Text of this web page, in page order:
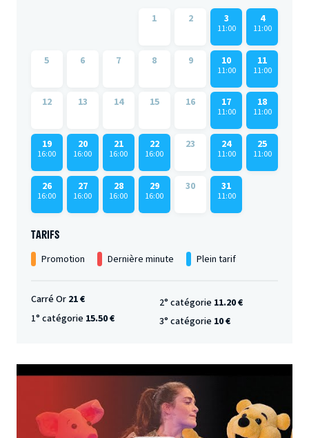
1 2 3
11:00
4
11:00
5 6 7 8 9 10
11:00
11
11:00
12 13 14 15 16 17
11:00
18
11:00
19
16:00
20
16:00
21
16:00
22
16:00
23 24
11:00
25
11:00
26
16:00
27
16:00
28
16:00
29
16:00
30 31
11:00
TARIFS
Promotion Dernière minute Plein tarif
Carré Or 21 €
1° catégorie 15.50 €
2° catégorie 11.20 €
3° catégorie 10 €